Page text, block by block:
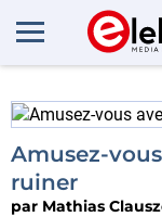
En
Amusez-
ruiner
par Mathias